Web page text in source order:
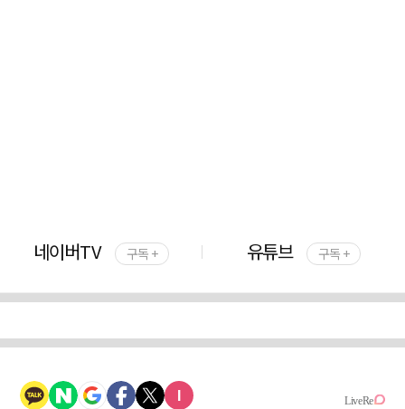
네이버TV 구독 + 유튜브 구독 +